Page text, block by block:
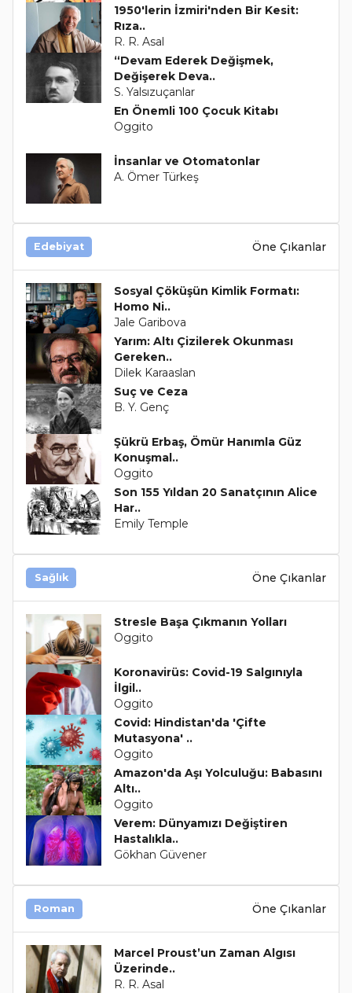
1950'lerin İzmiri'nden Bir Kesit:
Rıza..
R. R. Asal
“Devam Ederek Değişmek,
Değişerek Deva..
S. Yalsızuçanlar
En Önemli 100 Çocuk Kitabı
Oggito
İnsanlar ve Otomatonlar
A. Ömer Türkeş
Edebiyat Öne Çıkanlar
Sosyal Çöküşün Kimlik Formatı:
Homo Ni..
Jale Garibova
Yarım: Altı Çizilerek Okunması
Gereken..
Dilek Karaaslan
Suç ve Ceza
B. Y. Genç
Şükrü Erbaş, Ömür Hanımla Güz
Konuşmal..
Oggito
Son 155 Yıldan 20 Sanatçının Alice
Har..
Emily Temple
Sağlık Öne Çıkanlar
Stresle Başa Çıkmanın Yolları
Oggito
Koronavirüs: Covid-19 Salgınıyla
İlgil..
Oggito
Covid: Hindistan'da 'Çifte
Mutasyona' ..
Oggito
Amazon'da Aşı Yolculuğu: Babasını
Altı..
Oggito
Verem: Dünyamızı Değiştiren
Hastalıkla..
Gökhan Güvener
Roman Öne Çıkanlar
Marcel Proust’un Zaman Algısı
Üzerinde..
R. R. Asal